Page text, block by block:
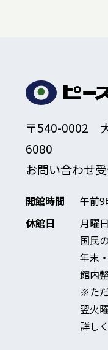
〒540-0002
6080
お問い合わせ
開館時間 午前9
休館日
月曜日
国民
年末
館内
※た
翌火
詳し